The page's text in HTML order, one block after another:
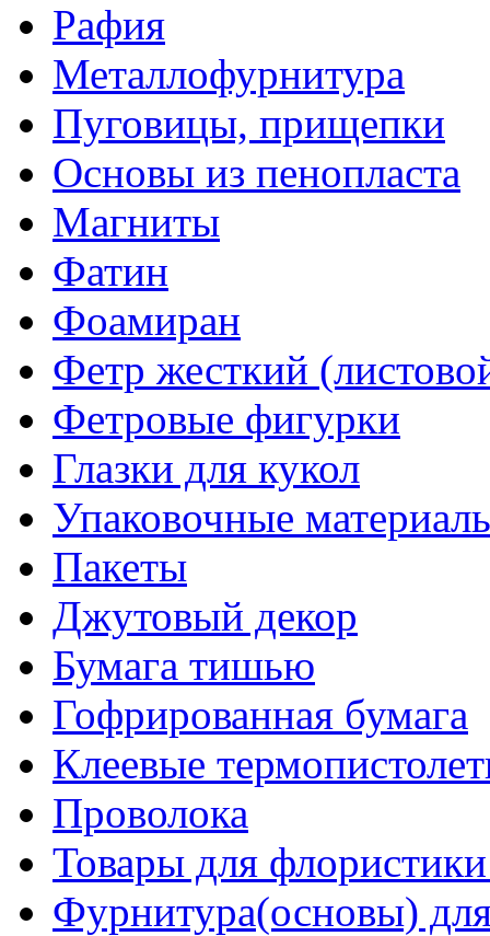
Рафия
Металлофурнитура
Пуговицы, прищепки
Основы из пенопласта
Магниты
Фатин
Фоамиран
Фетр жесткий
Фетровые фигурки
Глазки для кукол
Упаковочные
Пакеты
Джутовый декор
Бумага тишью
Гофрированная бумага
Клеевые
Проволока
Товары для
Фурнитура(основы)